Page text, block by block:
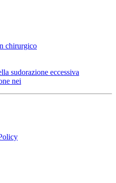
chirurgico
sudorazione eccessiva
nei